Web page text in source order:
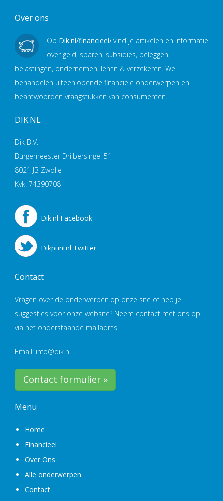
Over ons
Op Dik.nl/financieel/ vind je artikelen en informatie
over geld, sparen, subsidies, beleggen,
belastingen, ondernemen, lenen & verzekeren. We
behandelen uiteenlopende financiële onderwerpen en
beantwoorden vraagstukken van consumenten.
DIK.NL
Dik B.V.
Burgemeester Drijbersingel 51
8021 JB Zwolle
Kvk: 74390708
Dik.nl Facebook
Dikpuntnl Twitter
Contact
Vragen over de onderwerpen op onze site of heb je
suggesties voor onze website? Neem contact met ons op
via het onderstaande mailadres.
Email: info@dik.nl
Contact formulier »
Menu
Home
Financieel
Over Ons
Alle onderwerpen
Contact